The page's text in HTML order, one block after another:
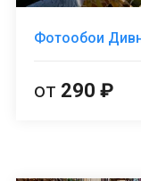
Фотообои
от 290 ₽